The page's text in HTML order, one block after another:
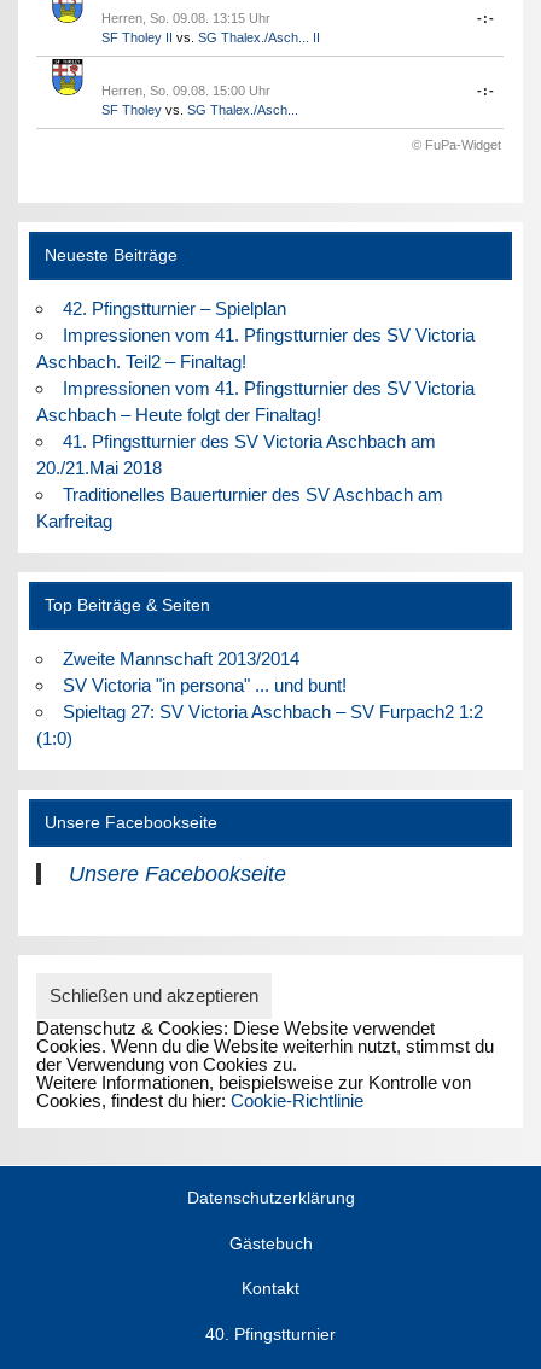
Herren, So. 09.08. 13:15 Uhr
SF Tholey II vs.SG Thalex./Asch... II
-:-
Herren, So. 09.08. 15:00 Uhr
SF Tholey vs.SG Thalex./Asch...
-:-
© FuPa-Widget
Neueste Beiträge
42. Pfingstturnier – Spielplan
Impressionen vom 41. Pfingstturnier des SV Victoria
Aschbach. Teil2 – Finaltag!
Impressionen vom 41. Pfingstturnier des SV Victoria
Aschbach – Heute folgt der Finaltag!
41. Pfingstturnier des SV Victoria Aschbach am
20./21.Mai 2018
Traditionelles Bauerturnier des SV Aschbach am
Karfreitag
Top Beiträge & Seiten
Zweite Mannschaft 2013/2014
SV Victoria "in persona" ... und bunt!
Spieltag 27: SV Victoria Aschbach – SV Furpach2 1:2
(1:0)
Unsere Facebookseite
Unsere Facebookseite
Datenschutz & Cookies: Diese Website verwendet
Cookies. Wenn du die Website weiterhin nutzt, stimmst du
der Verwendung von Cookies zu.
Weitere Informationen, beispielsweise zur Kontrolle von
Cookies, findest du hier:Cookie-Richtlinie
Datenschutzerklärung
Gästebuch
Kontakt
40. Pfingstturnier